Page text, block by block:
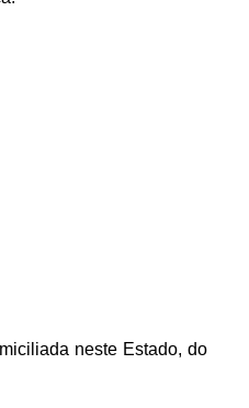
neste Estado, do